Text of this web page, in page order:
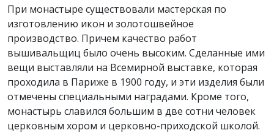
При монастыре существовали мастерская по
изготовлению икон и золотошвейное
производство. Причем качество работ
вышивальщиц было очень высоким. Сделанные ими
вещи выставляли на Всемирной выставке, которая
проходила в Париже в 1900 году, и эти изделия были
отмечены специальными наградами. Кроме того,
монастырь славился большим в две сотни человек
церковным хором и церковно-приходской школой.